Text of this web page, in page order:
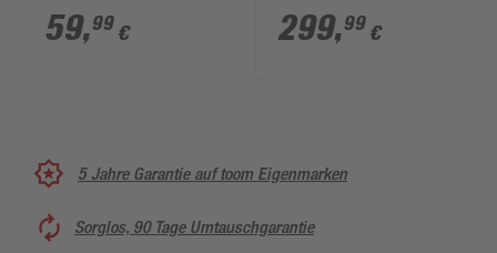
60,5 x 35 x 200 cm
59,99 €
72 x 43 x 197 cm
299,99 €
5 Jahre Garantie auf toom Eigenmarken
Sorglos, 90 Tage Umtauschgarantie